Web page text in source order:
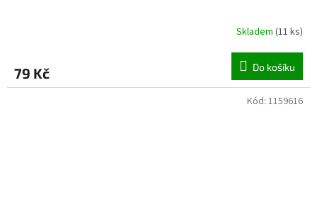
Skladem (11 ks)
79 Kč Do košíku
Kód: 1159616